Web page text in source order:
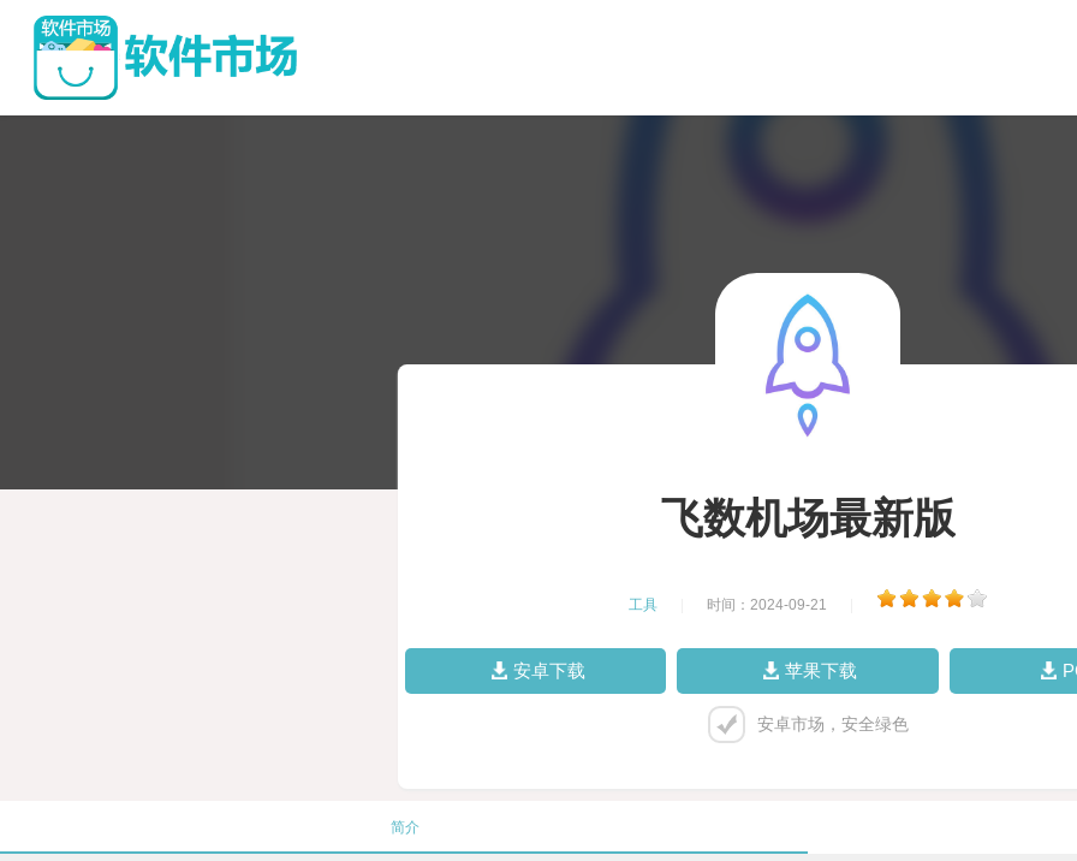
飞数机场最新版
工具 时间：2024-09-21
安卓下载 苹果下载
安卓市场，安全绿色
简介